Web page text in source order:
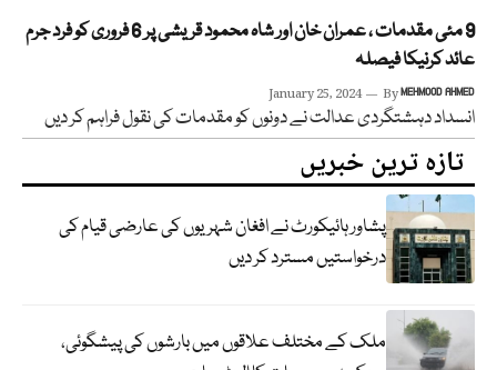
9 مئی مقدمات ، عمران خان اور شاہ محمود قریشی پر 6 فروری کو فرد جرم
عائد کرنیکا فیصلہ
January 25, 2024 ByMEHMOOD AHMED
انسداد دہشتگردی عدالت نے دونوں کو مقدمات کی نقول فراہم کر دیں
تازہ ترین خبریں
پشاور ہائیکورٹ نے افغان شہریوں کی عارضی قیام کی
درخواستیں مسترد کر دیں
ملک کے مختلف علاقوں میں بارشوں کی پیشگوئی،